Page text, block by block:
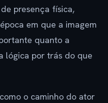
presença física,
em que a imagem
quanto a
lógica por trás do que
o caminho do ator